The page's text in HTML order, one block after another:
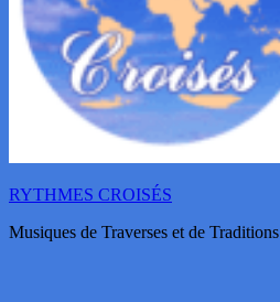
RYTHMES CROISÉS
Musiques de Traverses et de Traditions